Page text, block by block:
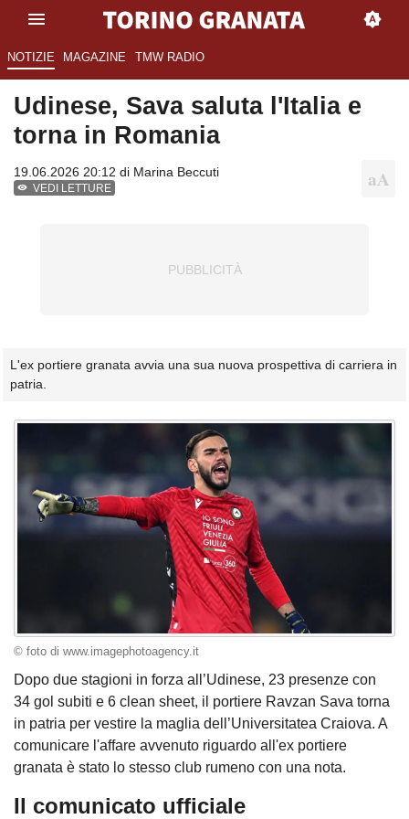
NOTIZIE MAGAZINE TMW RADIO
Udinese, Sava saluta l'Italia e
torna in Romania
19.06.2026 20:12 di Marina Beccuti
VEDI LETTURE
L'ex portiere granata avvia una sua nuova prospettiva di carriera in
patria.
© foto di www.imagephotoagency.it
Dopo due stagioni in forza all’Udinese, 23 presenze con
34 gol subiti e 6 clean sheet, il portiere Ravzan Sava torna
in patria per vestire la maglia dell’Universitatea Craiova. A
comunicare l'affare avvenuto riguardo all'ex portiere
granata è stato lo stesso club rumeno con una nota.
Il comunicato ufficiale